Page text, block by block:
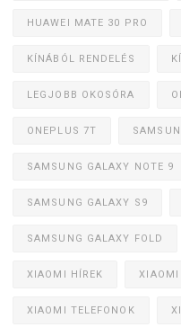
HUAWEI MATE 30 PRO
KÍNÁBÓL RENDELÉS
LEGJOBB OKOSÓRA
ONEPLUS 7T
SAMSUNG GALAXY NOTE 9
SAMSUNG GALAXY S9
SAMSUNG GALAXY FOLD
XIAOMI HÍREK
XIAOMI TELEFONOK